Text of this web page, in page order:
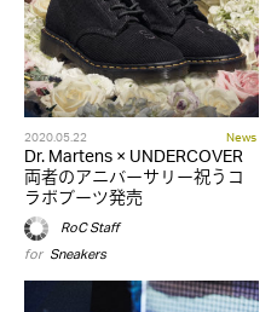
2020.05.22 News
Dr. Martens × UNDERCOVER
両者のアニバーサリー祝うコ
ラボブーツ発売
RoC Staff
for Sneakers